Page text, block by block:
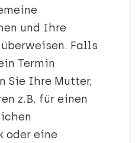
und Ihre
Falls
Termin
Sie Ihre Mutter,
z.B. für einen
oder eine